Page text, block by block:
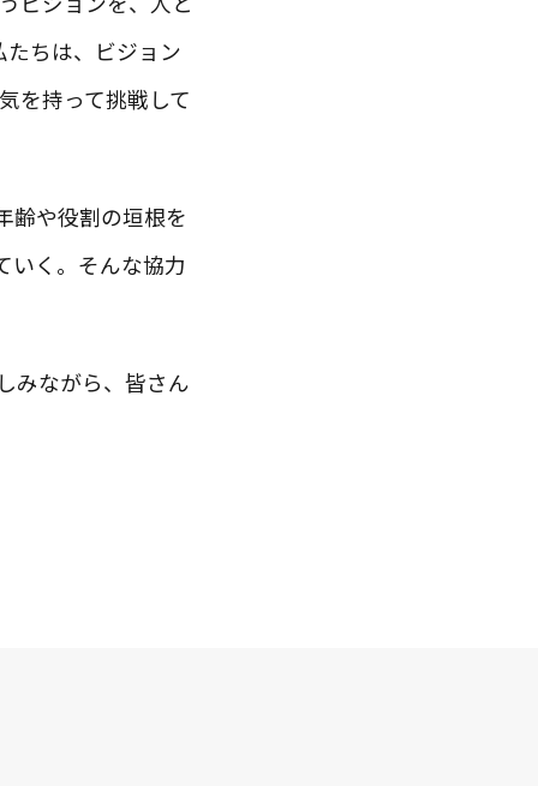
ちは、ビジョン
を持って挑戦して
齢や役割の垣根を
いく。そんな協力
みながら、皆さん